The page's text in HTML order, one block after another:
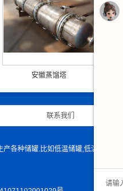
安徽蒸馏塔
联系我们
种储罐.比如低温储罐,低温贮槽,液